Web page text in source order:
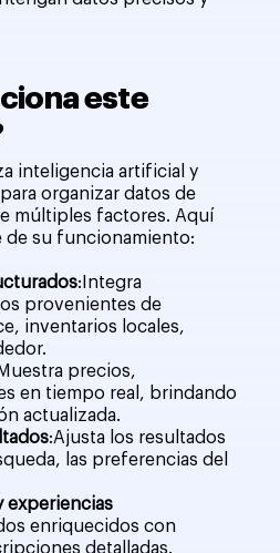
este
inteligencia artificial y
organizar datos de
múltiples factores. Aquí
de su funcionamiento:
:Integra
provenientes de
inventarios locales,
precios,
en tiempo real, brindando
actualizada.
:Ajusta los resultados
las preferencias del
experiencias
enriquecidos con
detalladas.